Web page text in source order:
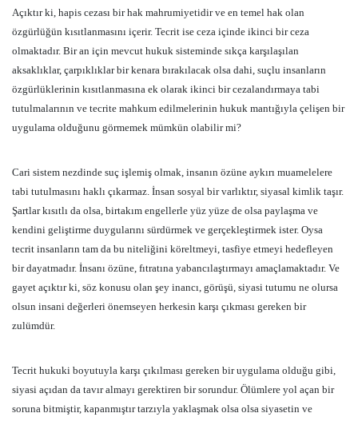
Açıktır ki, hapis cezası bir hak mahrumiyetidir ve en temel hak olan
özgürlüğün kısıtlanmasını içerir. Tecrit ise ceza içinde ikinci bir ceza
olmaktadır. Bir an için mevcut hukuk sisteminde sıkça karşılaşılan
aksaklıklar, çarpıklıklar bir kenara bırakılacak olsa dahi, suçlu insanların
özgürlüklerinin kısıtlanmasına ek olarak ikinci bir cezalandırmaya tabi
tutulmalarının ve tecrite mahkum edilmelerinin hukuk mantığıyla çelişen bir
uygulama olduğunu görmemek mümkün olabilir mi?
Cari sistem nezdinde suç işlemiş olmak, insanın özüne aykırı muamelelere
tabi tutulmasını haklı çıkarmaz. İnsan sosyal bir varlıktır, siyasal kimlik taşır.
Şartlar kısıtlı da olsa, birtakım engellerle yüz yüze de olsa paylaşma ve
kendini geliştirme duygularını sürdürmek ve gerçekleştirmek ister. Oysa
tecrit insanların tam da bu niteliğini köreltmeyi, tasfiye etmeyi hedefleyen
bir dayatmadır. İnsanı özüne, fıtratına yabancılaştırmayı amaçlamaktadır. Ve
gayet açıktır ki, söz konusu olan şey inancı, görüşü, siyasi tutumu ne olursa
olsun insani değerleri önemseyen herkesin karşı çıkması gereken bir
zulümdür.
Tecrit hukuki boyutuyla karşı çıkılması gereken bir uygulama olduğu gibi,
siyasi açıdan da tavır almayı gerektiren bir sorundur. Ölümlere yol açan bir
soruna bitmiştir, kapanmıştır tarzıyla yaklaşmak olsa olsa siyasetin ve